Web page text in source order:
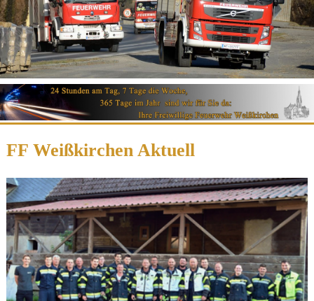
FF Weißkirchen Aktuell